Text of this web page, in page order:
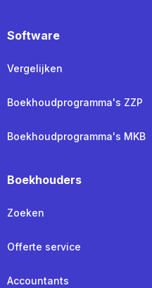
Software
Vergelijken
Boekhoudprogramma's ZZP
Boekhoudprogramma's MKB
Boekhouders
Zoeken
Offerte service
Accountants